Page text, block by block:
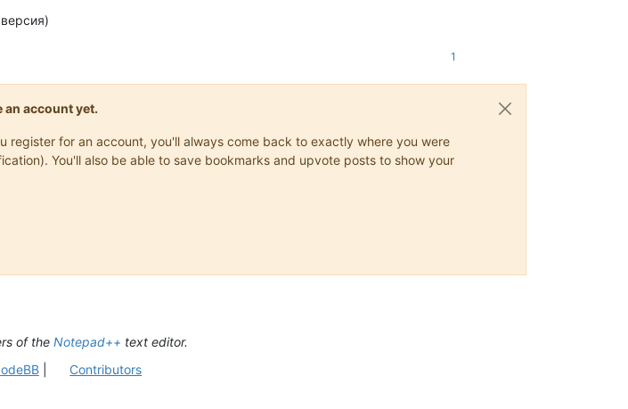
1
account yet.
for an account, you'll always come back to exactly where you were
You'll also be able to save bookmarks and upvote posts to show your
of the Notepad++ text editor.
| Contributors